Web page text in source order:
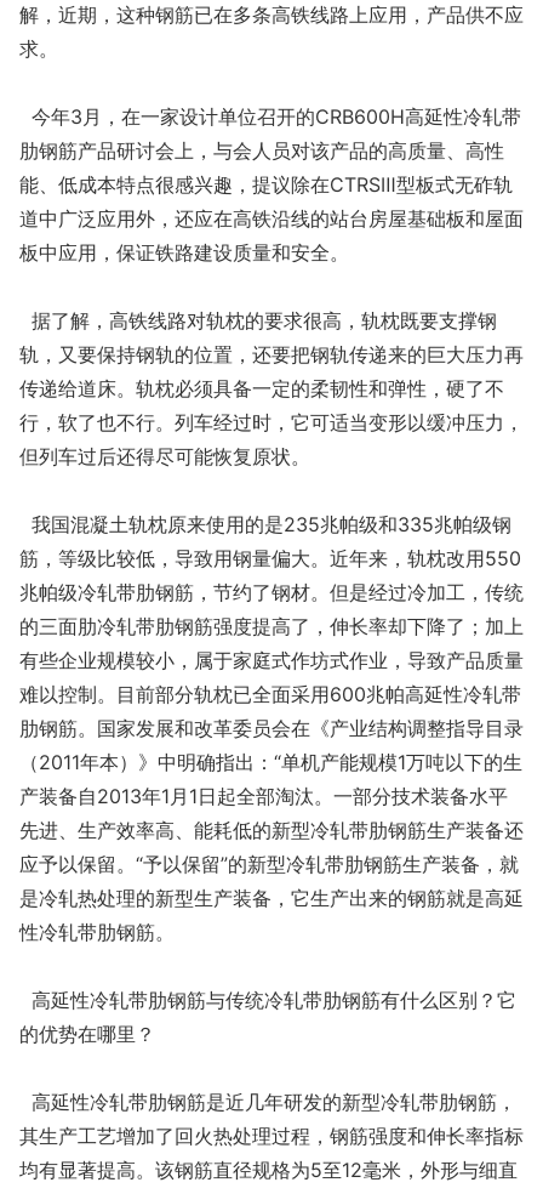
解，近期，这种钢筋已在多条高铁线路上应用，产品供不应
求。
今年3月，在一家设计单位召开的CRB600H高延性冷轧带
肋钢筋产品研讨会上，与会人员对该产品的高质量、高性
能、低成本特点很感兴趣，提议除在CTRSⅢ型板式无砟轨
道中广泛应用外，还应在高铁沿线的站台房屋基础板和屋面
板中应用，保证铁路建设质量和安全。
据了解，高铁线路对轨枕的要求很高，轨枕既要支撑钢
轨，又要保持钢轨的位置，还要把钢轨传递来的巨大压力再
传递给道床。轨枕必须具备一定的柔韧性和弹性，硬了不
行，软了也不行。列车经过时，它可适当变形以缓冲压力，
但列车过后还得尽可能恢复原状。
我国混凝土轨枕原来使用的是235兆帕级和335兆帕级钢
筋，等级比较低，导致用钢量偏大。近年来，轨枕改用550
兆帕级冷轧带肋钢筋，节约了钢材。但是经过冷加工，传统
的三面肋冷轧带肋钢筋强度提高了，伸长率却下降了；加上
有些企业规模较小，属于家庭式作坊式作业，导致产品质量
难以控制。目前部分轨枕已全面采用600兆帕高延性冷轧带
肋钢筋。国家发展和改革委员会在《产业结构调整指导目录
（2011年本）》中明确指出：“单机产能规模1万吨以下的生
产装备自2013年1月1日起全部淘汰。一部分技术装备水平
先进、生产效率高、能耗低的新型冷轧带肋钢筋生产装备还
应予以保留。“予以保留”的新型冷轧带肋钢筋生产装备，就
是冷轧热处理的新型生产装备，它生产出来的钢筋就是高延
性冷轧带肋钢筋。
高延性冷轧带肋钢筋与传统冷轧带肋钢筋有什么区别？它
的优势在哪里？
高延性冷轧带肋钢筋是近几年研发的新型冷轧带肋钢筋，
其生产工艺增加了回火热处理过程，钢筋强度和伸长率指标
均有显著提高。该钢筋直径规格为5至12毫米，外形与细直